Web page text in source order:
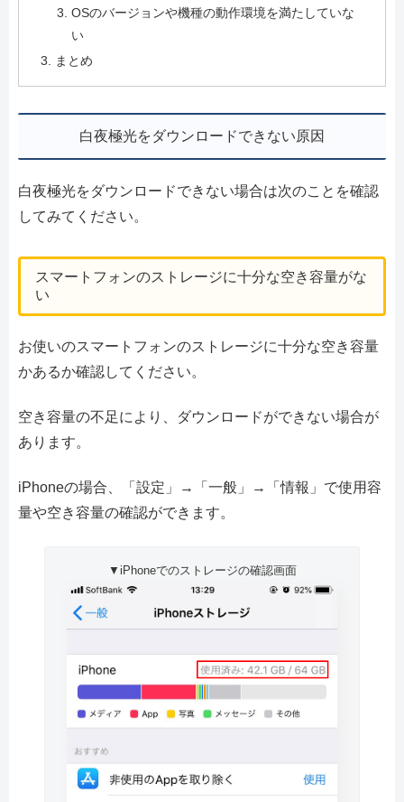
OSのバージョンや機種の動作環境を満たしていな
い
まとめ
白夜極光をダウンロードできない原因
白夜極光をダウンロードできない場合は次のことを確認
してみてください。
スマートフォンのストレージに十分な空き容量がな
い
お使いのスマートフォンのストレージに十分な空き容量
かあるか確認してください。
空き容量の不足により、ダウンロードができない場合が
あります。
iPhoneの場合、「設定」→「一般」→「情報」で使用容
量や空き容量の確認ができます。
▼iPhoneでのストレージの確認画面